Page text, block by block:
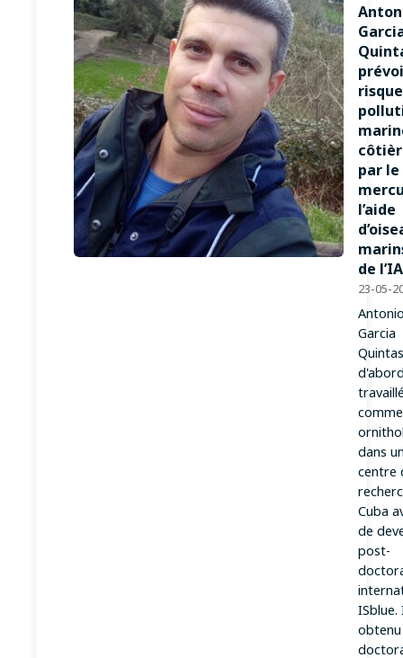
par le
l’aide
de l’IA
23-05-
Garcia
comme
dans
centre
Cuba
de
post-
ISblue.